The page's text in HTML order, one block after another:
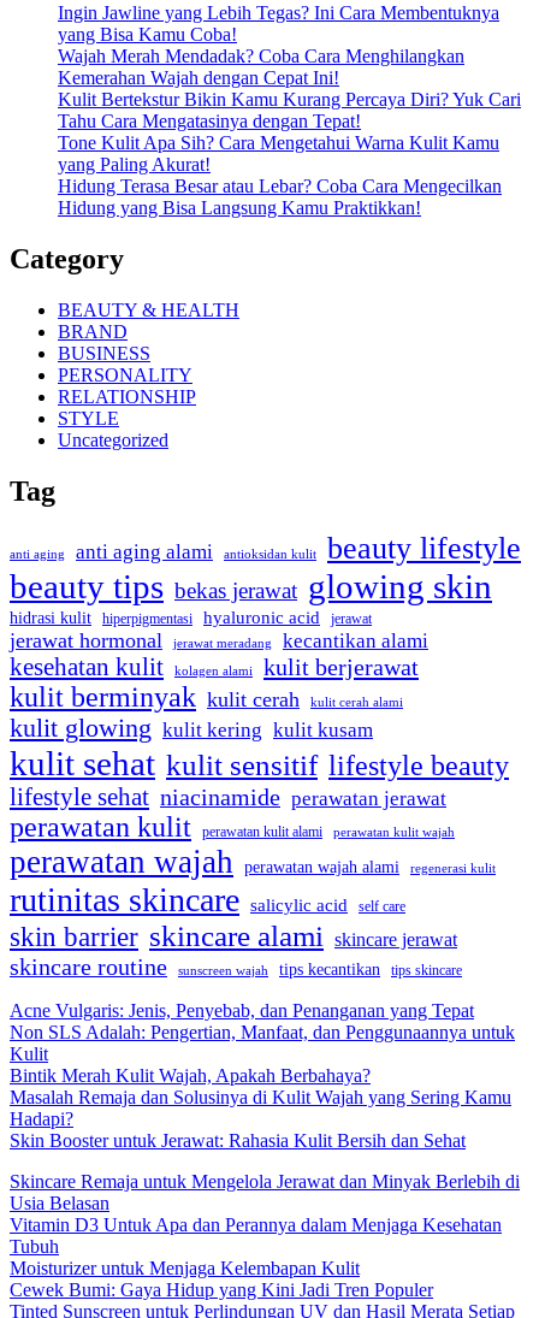
Ingin Jawline yang Lebih Tegas? Ini Cara Membentuknya
yang Bisa Kamu Coba!
Wajah Merah Mendadak? Coba Cara Menghilangkan
Kemerahan Wajah dengan Cepat Ini!
Kulit Bertekstur Bikin Kamu Kurang Percaya Diri? Yuk Cari
Tahu Cara Mengatasinya dengan Tepat!
Tone Kulit Apa Sih? Cara Mengetahui Warna Kulit Kamu
yang Paling Akurat!
Hidung Terasa Besar atau Lebar? Coba Cara Mengecilkan
Hidung yang Bisa Langsung Kamu Praktikkan!
Category
BEAUTY & HEALTH
BRAND
BUSINESS
PERSONALITY
RELATIONSHIP
STYLE
Uncategorized
Tag
anti aging anti aging alami antioksidan kulit beauty lifestyle
beauty tips bekas jerawat glowing skin
hidrasi kulit hiperpigmentasi hyaluronic acid jerawat
jerawat hormonal jerawat meradang kecantikan alami
kesehatan kulit kolagen alami kulit berjerawat
kulit berminyak kulit cerah kulit cerah alami
kulit glowing kulit kering kulit kusam
kulit sehat kulit sensitif lifestyle beauty
lifestyle sehat niacinamide perawatan jerawat
perawatan kulit perawatan kulit alami perawatan kulit wajah
perawatan wajah perawatan wajah alami regenerasi kulit
rutinitas skincare salicylic acid self care
skin barrier skincare alami skincare jerawat
skincare routine sunscreen wajah tips kecantikan tips skincare
Acne Vulgaris: Jenis, Penyebab, dan Penanganan yang Tepat
Non SLS Adalah: Pengertian, Manfaat, dan Penggunaannya untuk
Kulit
Bintik Merah Kulit Wajah, Apakah Berbahaya?
Masalah Remaja dan Solusinya di Kulit Wajah yang Sering Kamu
Hadapi?
Skin Booster untuk Jerawat: Rahasia Kulit Bersih dan Sehat
Skincare Remaja untuk Mengelola Jerawat dan Minyak Berlebih di
Usia Belasan
Vitamin D3 Untuk Apa dan Perannya dalam Menjaga Kesehatan
Tubuh
Moisturizer untuk Menjaga Kelembapan Kulit
Cewek Bumi: Gaya Hidup yang Kini Jadi Tren Populer
Tinted Sunscreen untuk Perlindungan UV dan Hasil Merata Setiap